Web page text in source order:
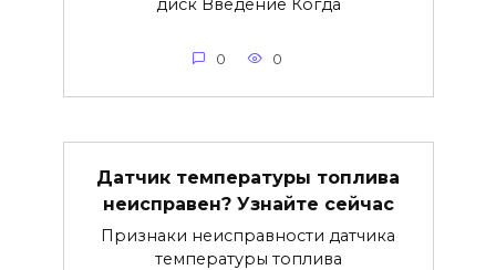
диск Введение Когда
0 0
Датчик температуры топлива
неисправен? Узнайте сейчас
Признаки неисправности датчика
температуры топлива